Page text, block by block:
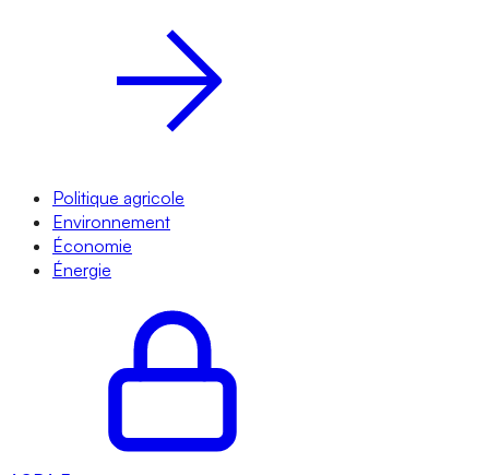
Politique agricole
Environnement
Économie
Énergie